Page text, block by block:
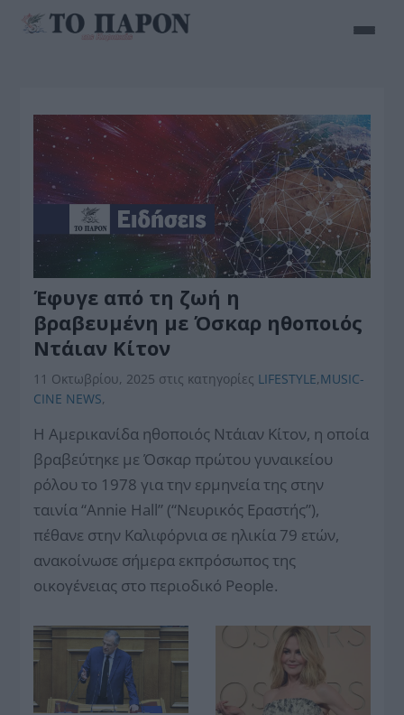
Έφυγε από τη ζωή η
βραβευμένη με Όσκαρ ηθοποιός
Ντάιαν Κίτον
11 Οκτωβρίου, 2025 στις κατηγορίες LIFESTYLE,MUSIC-
CINE NEWS,
H Αμερικανίδα ηθοποιός Ντάιαν Κίτον, η οποία
βραβεύτηκε με Όσκαρ πρώτου γυναικείου
ρόλου το 1978 για την ερμηνεία της στην
ταινία “Annie Hall” (“Νευρικός Εραστής”),
πέθανε στην Καλιφόρνια σε ηλικία 79 ετών,
ανακοίνωσε σήμερα εκπρόσωπος της
οικογένειας στο περιοδικό People.